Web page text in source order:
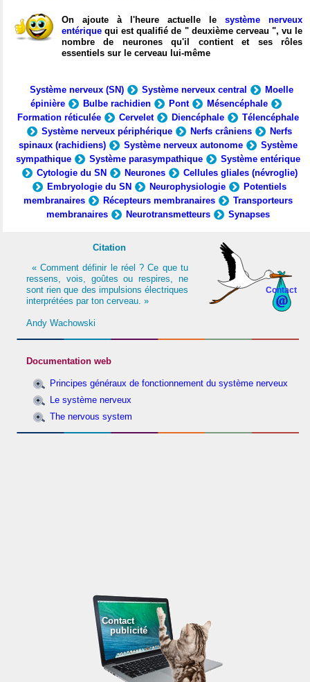
On ajoute à l'heure actuelle le système nerveux
entérique qui est qualifié de " deuxième cerveau ", vu le
nombre de neurones qu'il contient et ses rôles
essentiels sur le cerveau lui-même
Système nerveux (SN) Système nerveux central
Moelle
épinière
Bulbe rachidien Pont
Mésencéphale
Formation réticulée
Cervelet Diencéphale
Télencéphale
Système nerveux périphérique
Nerfs crâniens
Nerfs
spinaux (rachidiens)
Système nerveux autonome
Système
sympathique
Système parasympathique
Système entérique
Cytologie du SN
Neurones
Cellules gliales (névroglie)
Embryologie du SN
Neurophysiologie
Potentiels
membranaires
Récepteurs membranaires
Transporteurs
membranaires
Neurotransmetteurs Synapses
Contact
Citation
« Comment définir le réel ? Ce que tu
ressens, vois, goûtes ou respires, ne
sont rien que des impulsions électriques
interprétées par ton cerveau. »
Andy Wachowski
Documentation web
Principes généraux de fonctionnement du système nerveux
Le système nerveux
The nervous system
Contact
publicité